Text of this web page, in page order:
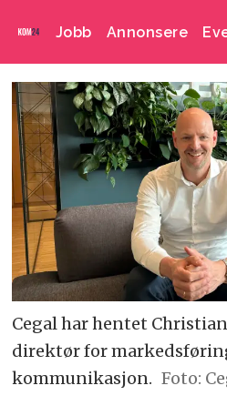
Jobb Annonsere
Cegal har hentet
direktør for
kommunikasjon. Foto: